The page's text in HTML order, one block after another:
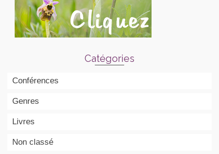
Catégories
Conférences
Genres
Livres
Non classé